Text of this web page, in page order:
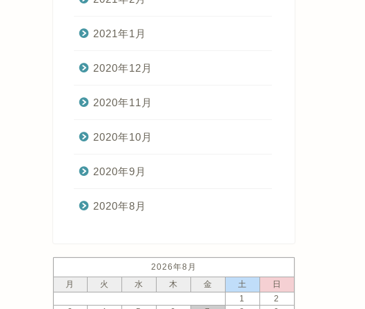
2021年1月
2020年12月
2020年11月
2020年10月
2020年9月
2020年8月
2026年8月
月
火 水 木 金 土
日
1
2